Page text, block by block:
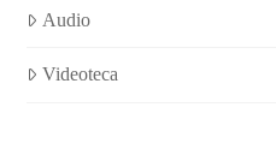
Audio
Videoteca